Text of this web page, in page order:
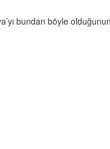
bundan böyle